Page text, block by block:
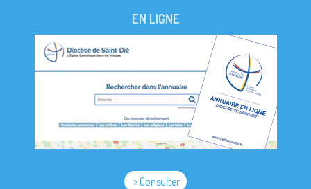
EN LIGNE
> Consulter